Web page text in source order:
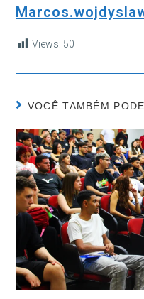
Views: 50
VOCÊ TAMBÉM